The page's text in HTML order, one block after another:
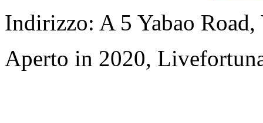
Indirizzo: A 5 Yabao Road,
Aperto in 2020,